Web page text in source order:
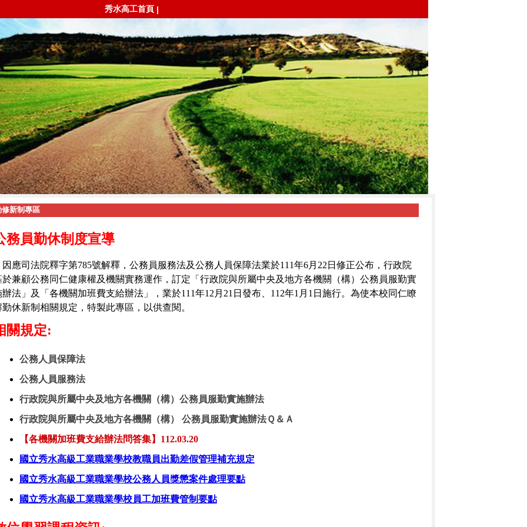
秀水高工首頁 |
修新制專區
務員勤休制度宣導
應司法院釋字第785號解釋，公務員服務法及公務人員保障法業於111年6月22日修正公布，行政院
於兼顧公務同仁健康權及機關實務運作，訂定「行政院與所屬中央及地方各機關（構）公務員服勤實
辦法」及「各機關加班費支給辦法」，業於111年12月21日發布、112年1月1日施行。為使本校同仁瞭
勤休新制相關規定，特製此專區，以供查閱。
關規定:
公務人員保障法
公務人員服務法
行政院與所屬中央及地方各機關（構）公務員服勤實施辦法
行政院與所屬中央及地方各機關（構） 公務員服勤實施辦法Ｑ＆Ａ
【各機關加班費支給辦法問答集】112.03.20
國立秀水高級工業職業學校教職員出勤差假管理補充規定
國立秀水高級工業職業學校公務人員獎懲案件處理要點
國立秀水高級工業職業學校員工加班費管制要點